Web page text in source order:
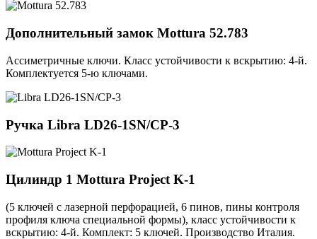
Дополнительный замок Mottura 52.783
Ассиметричные ключи. Класс устойчивости к вскрытию: 4-й.
Комплектуется 5-ю ключами.
Ручка Libra LD26-1SN/CP-3
Цилиндр 1 Mottura Project K-1
(5 ключей с лазерной перфорацией, 6 пинов, пины контроля
профиля ключа специальной формы), класс устойчивости к
вскрытию: 4-й. Комплект: 5 ключей. Производство Италия.